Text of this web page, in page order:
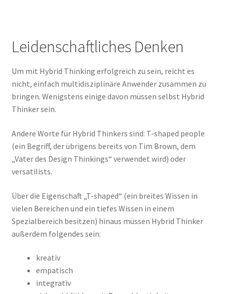
Leidenschaftliches Denken
Um mit Hybrid Thinking erfolgreich zu sein, reicht es
nicht, einfach multidisziplinäre Anwender zusammen zu
bringen. Wenigstens einige davon müssen selbst Hybrid
Thinker sein.
Andere Worte für Hybrid Thinkers sind: T-shaped people
(ein Begriff, der übrigens bereits von Tim Brown, dem
„Vater des Design Thinkings“ verwendet wird) oder
versatilists.
Über die Eigenschaft „T-shaped“ (ein breites Wissen in
vielen Bereichen und ein tiefes Wissen in einem
Spezialbereich besitzen) hinaus müssen Hybrid Thinker
außerdem folgendes sein:
kreativ
empatisch
integrativ